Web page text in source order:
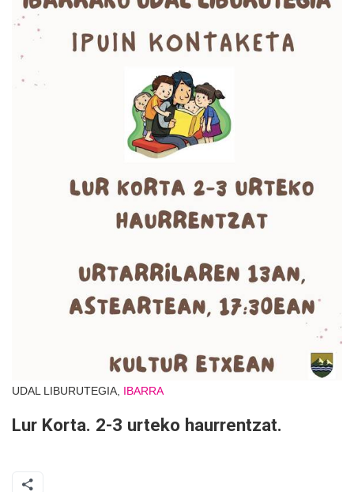
UDAL LIBURUTEGIA, IBARRA
Lur Korta. 2-3 urteko haurrentzat.